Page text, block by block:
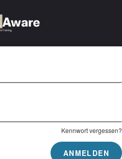
Kennwort vergessen?